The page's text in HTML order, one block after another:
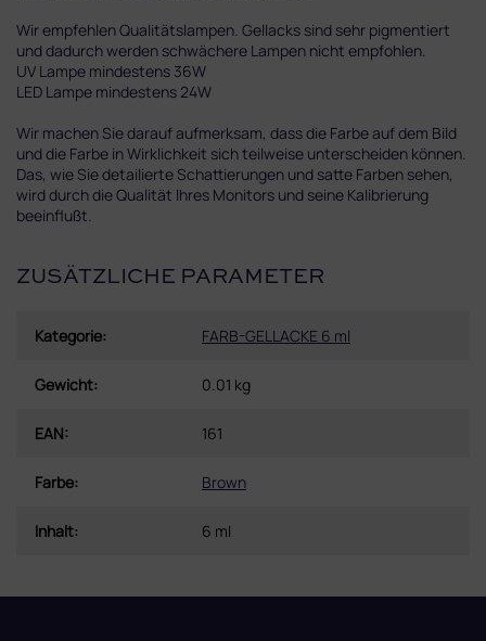
Wir empfehlen Qualitätslampen. Gellacks sind sehr pigmentiert
und dadurch werden schwächere Lampen nicht empfohlen.
UV Lampe mindestens 36W
LED Lampe mindestens 24W
Wir machen Sie darauf aufmerksam, dass die Farbe auf dem Bild
und die Farbe in Wirklichkeit sich teilweise unterscheiden können.
Das, wie Sie detailierte Schattierungen und satte Farben sehen,
wird durch die Qualität Ihres Monitors und seine Kalibrierung
beeinflußt.
ZUSÄTZLICHE PARAMETER
Kategorie: FARB-GELLACKE 6 ml
Gewicht: 0.01 kg
EAN: 161
Farbe: Brown
Inhalt: 6 ml